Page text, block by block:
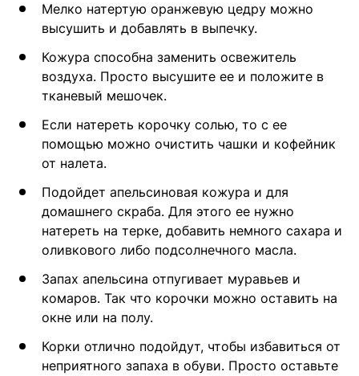
Мелко натертую оранжевую цедру можно
высушить и добавлять в выпечку.
Кожура способна заменить освежитель
воздуха. Просто высушите ее и положите в
тканевый мешочек.
Если натереть корочку солью, то с ее
помощью можно очистить чашки и кофейник
от налета.
Подойдет апельсиновая кожура и для
домашнего скраба. Для этого ее нужно
натереть на терке, добавить немного сахара и
оливкового либо подсолнечного масла.
Запах апельсина отпугивает муравьев и
комаров. Так что корочки можно оставить на
окне или на полу.
Корки отлично подойдут, чтобы избавиться от
неприятного запаха в обуви. Просто оставьте